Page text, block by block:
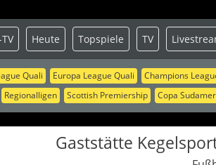
Quali Europa League Quali Champions
Regionalligen Scottish Premiership Copa
Heute Topspiele TV
Gaststätte